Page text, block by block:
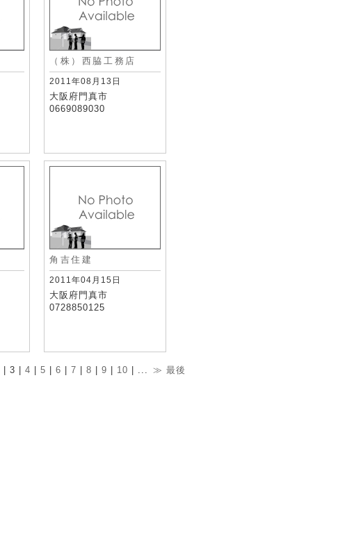
（株）西脇工務店
2011年08月13日
大阪府門真市
0669089030
角吉住建
2011年04月15日
大阪府門真市
0728850125
| 3 | 4 5 6 7 8 9 10 | ... ≫ 最後